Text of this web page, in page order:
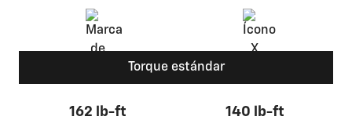
Torque estándar
162 lb-ft 140 lb-ft